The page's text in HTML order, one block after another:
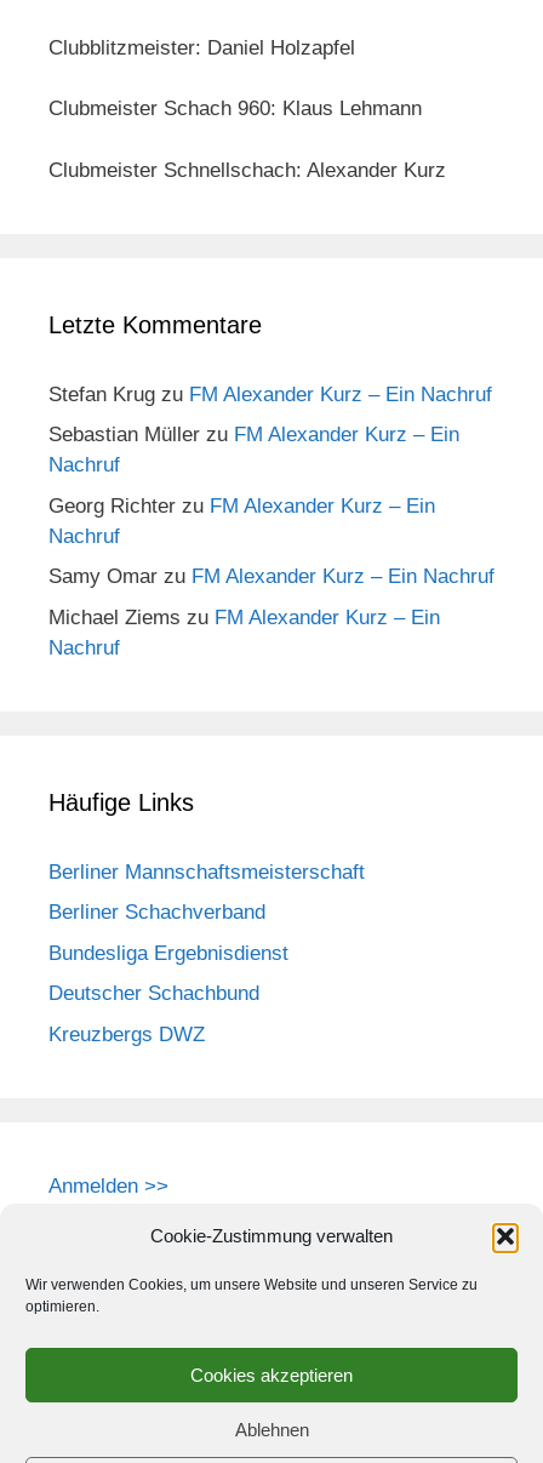
Cookie-Zustimmung verwalten
Wir verwenden Cookies, um unsere Website und unseren Service zu
optimieren.
Cookies akzeptieren
Ablehnen
Clubblitzmeister: Daniel Holzapfel
Clubmeister Schach 960: Klaus Lehmann
Clubmeister Schnellschach: Alexander Kurz
Letzte Kommentare
Stefan Krug zu FM Alexander Kurz – Ein Nachruf
Sebastian Müller zu FM Alexander Kurz – Ein
Nachruf
Georg Richter zu FM Alexander Kurz – Ein
Nachruf
Samy Omar zu FM Alexander Kurz – Ein Nachruf
Michael Ziems zu FM Alexander Kurz – Ein
Nachruf
Häufige Links
Berliner Mannschaftsmeisterschaft
Berliner Schachverband
Bundesliga Ergebnisdienst
Deutscher Schachbund
Kreuzbergs DWZ
Anmelden >>